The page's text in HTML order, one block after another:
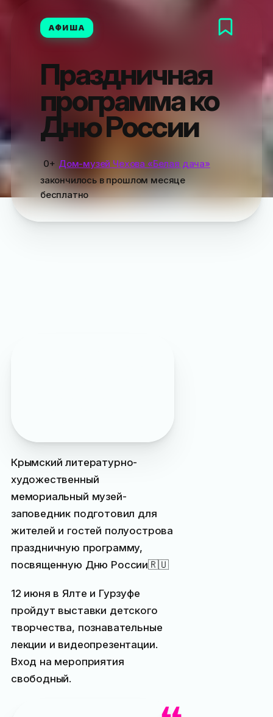
АФИША
Праздничная
программа ко
Дню России
0+ Дом-музей Чехова «Белая дача»
закончилось в прошлом месяце
бесплатно
Крымский литературно-
художественный
мемориальный музей-
заповедник подготовил для
жителей и гостей полуострова
праздничную программу,
посвященную Дню России🇷🇺
12 июня в Ялте и Гурзуфе
пройдут выставки детского
творчества, познавательные
лекции и видеопрезентации.
Вход на мероприятия
свободный.